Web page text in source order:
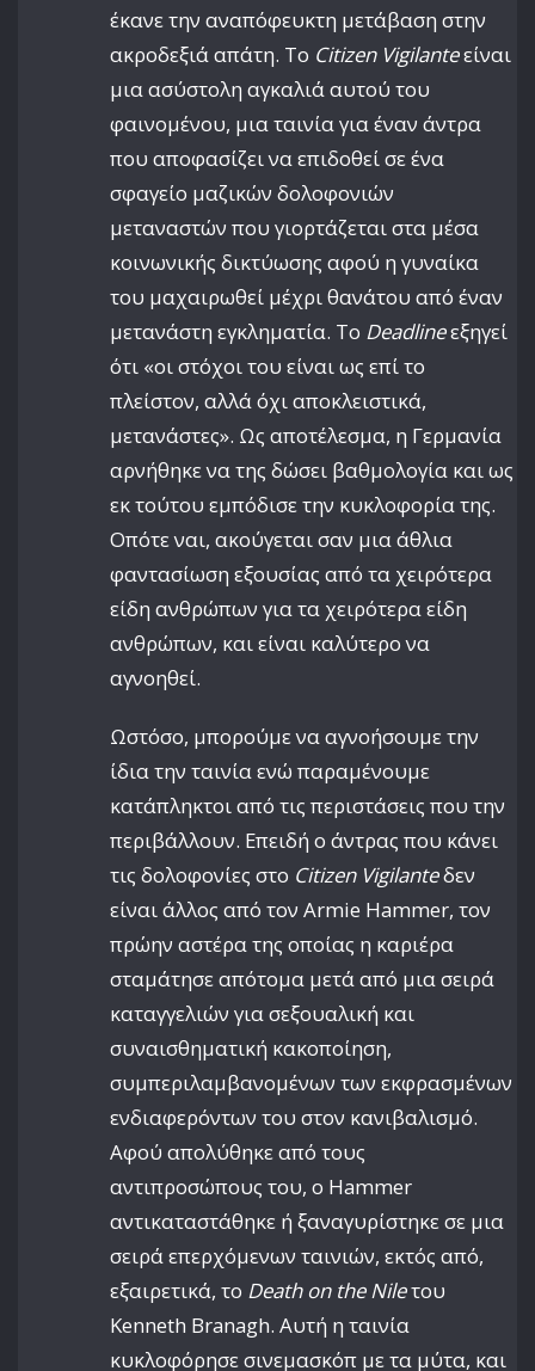
έκανε την αναπόφευκτη μετάβαση στην
ακροδεξιά απάτη. Το Citizen Vigilanteείναι
μια ασύστολη αγκαλιά αυτού του
φαινομένου, μια ταινία για έναν άντρα
που αποφασίζει να επιδοθεί σε ένα
σφαγείο μαζικών δολοφονιών
μεταναστών που γιορτάζεται στα μέσα
κοινωνικής δικτύωσης αφού η γυναίκα
του μαχαιρωθεί μέχρι θανάτου από έναν
μετανάστη εγκληματία. Το Deadlineεξηγεί
ότι «οι στόχοι του είναι ως επί το
πλείστον, αλλά όχι αποκλειστικά,
μετανάστες». Ως αποτέλεσμα, η Γερμανία
αρνήθηκε να της δώσει βαθμολογία και ως
εκ τούτου εμπόδισε την κυκλοφορία της.
Οπότε ναι, ακούγεται σαν μια άθλια
φαντασίωση εξουσίας από τα χειρότερα
είδη ανθρώπων για τα χειρότερα είδη
ανθρώπων, και είναι καλύτερο να
αγνοηθεί.
Ωστόσο, μπορούμε να αγνοήσουμε την
ίδια την ταινία ενώ παραμένουμε
κατάπληκτοι από τις περιστάσεις που την
περιβάλλουν. Επειδή ο άντρας που κάνει
τις δολοφονίες στο Citizen Vigilanteδεν
είναι άλλος από τον Armie Hammer, τον
πρώην αστέρα της οποίας η καριέρα
σταμάτησε απότομα μετά από μια σειρά
καταγγελιών για σεξουαλική και
συναισθηματική κακοποίηση,
συμπεριλαμβανομένων των εκφρασμένων
ενδιαφερόντων του στον κανιβαλισμό.
Αφού απολύθηκε από τους
αντιπροσώπους του, ο Hammer
αντικαταστάθηκε ή ξαναγυρίστηκε σε μια
σειρά επερχόμενων ταινιών, εκτός από,
εξαιρετικά, το Death on the Nileτου
Kenneth Branagh. Αυτή η ταινία
κυκλοφόρησε σινεμασκόπ με τα μύτα, και